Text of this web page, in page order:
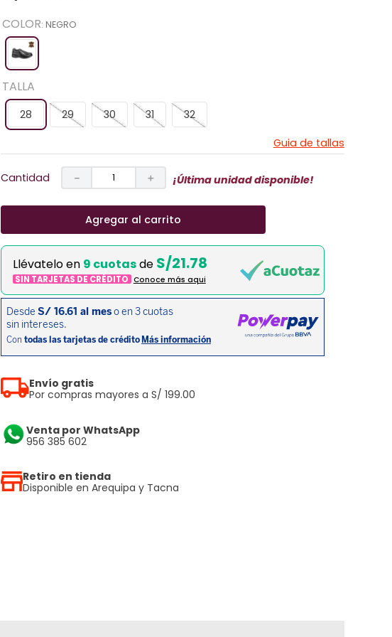
COLOR: NEGRO
TALLA
28 29 30 31
32
Guia de tallas
Cantidad ＋
－ ¡Última unidad disponible!
Agregar al carrito
Llévatelo en 9 cuotasde S/21.78
SIN TARJETAS DE CRÉDITO Conoce más aqui
Envío gratis
Por compras mayores a S/ 199.00
Venta por WhatsApp
956 385 602
Retiro en tienda
Disponible en Arequipa y Tacna